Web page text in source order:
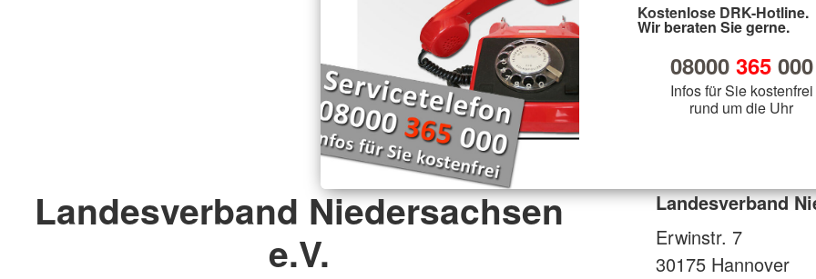
Kostenlose DRK-Hotline.
Wir beraten Sie gerne.
08000 365000
Infos für Sie kostenfrei
rund um die Uhr
Landesverband Niedersachsen
e.V.
Landesverband
Erwinstr. 7
30175 Hannover